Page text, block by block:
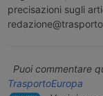
precisazioni sugli
Puoi commentare
TrasportoEuropa